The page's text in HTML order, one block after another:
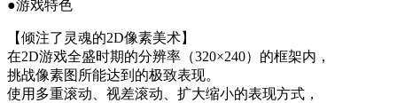
●游戏特色
【倾注了灵魂的2D像素美术】
在2D游戏全盛时期的分辨率（320×240）的框架内，
挑战像素图所能达到的极致表现。
使用多重滚动、视差滚动、扩大缩小的表现方式，